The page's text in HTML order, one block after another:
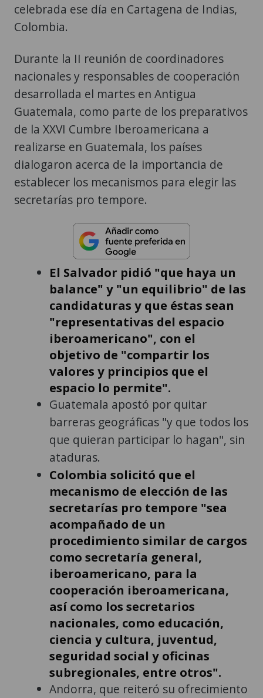
celebrada ese día en Cartagena de Indias,
Colombia.
Durante la II reunión de coordinadores
nacionales y responsables de cooperación
desarrollada el martes en Antigua
Guatemala, como parte de los preparativos
de la XXVI Cumbre Iberoamericana a
realizarse en Guatemala, los países
dialogaron acerca de la importancia de
establecer los mecanismos para elegir las
secretarías pro tempore.
El Salvador pidió "que haya un
balance" y "un equilibrio" de las
candidaturas y que éstas sean
"representativas del espacio
iberoamericano", con el
objetivo de "compartir los
valores y principios que el
espacio lo permite".
Guatemala apostó por quitar
barreras geográficas "y que todos los
que quieran participar lo hagan", sin
ataduras.
Colombia solicitó que el
mecanismo de elección de las
secretarías pro tempore "sea
acompañado de un
procedimiento similar de cargos
como secretaría general,
iberoamericano, para la
cooperación iberoamericana,
así como los secretarios
nacionales, como educación,
ciencia y cultura, juventud,
seguridad social y oficinas
subregionales, entre otros".
Andorra, que reiteró su ofrecimiento